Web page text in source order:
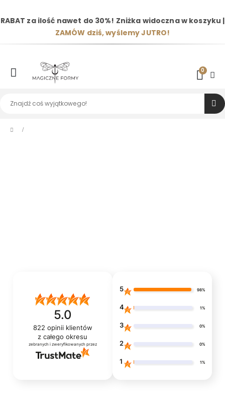
RABAT za ilość nawet do 30%! Zniżka widoczna w koszyku |
ZAMÓW dziś, wyślemy JUTRO!
0
5.0
822 opinii klientów
z całego okresu
zebranych i zweryfikowanych przez
5 98%
4 1%
3 0%
2 0%
1 1%